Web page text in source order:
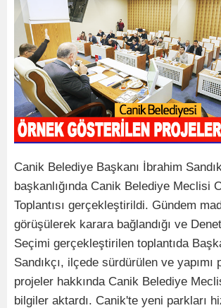
Canik Belediye Başkanı İbrahim
başkanlığında Canik Belediye Meclisi
Toplantısı gerçekleştirildi. Gündem
görüşülerek karara bağlandığı ve
Seçimi gerçekleştirilen toplantıda
Sandıkçı, ilçede sürdürülen ve yapımı
projeler hakkında Canik Belediye
bilgiler aktardı. Canik'te yeni parkları